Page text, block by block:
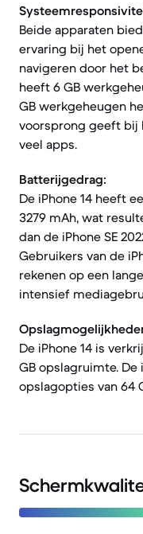
Beide apparaten
ervaring bij het
navigeren door het
heeft 6 GB
GB werkgeheugen
voorsprong geeft bij
veel apps.
Batterijgedrag:
De iPhone 14 heeft
3279 mAh, wat
dan de iPhone SE
Gebruikers van de
rekenen op een
intensief
De iPhone 14 is
GB opslagruimte. De
opslagopties van 64